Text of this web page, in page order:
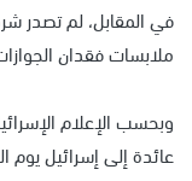
في المقابل، لم تصدر
ملابسات فقدان
وبحسب الإعلام
عائدة إلى إسرائيل يوم